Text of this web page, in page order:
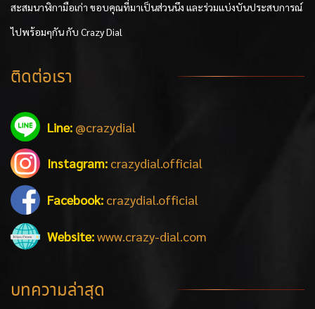
สะสมนาฬิกามือเก่า ขอบคุณที่มาเป็นส่วนนึง และร่วมแบ่งบันประสบการณ์
ไปพร้อมๆกัน กับ Crazy Dial
ติดต่อเรา
Line: @crazydial
Instagram: crazydial.official
Facebook: crazydial.official
Website:www.crazy-dial.com
บทความล่าสุด